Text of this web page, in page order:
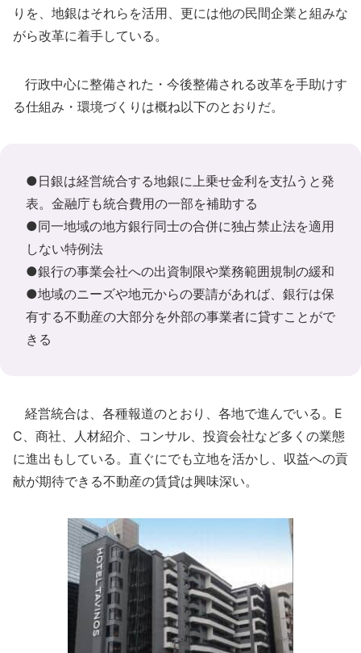
りを、地銀はそれらを活用、更には他の民間企業と組みな
がら改革に着手している。
行政中心に整備された・今後整備される改革を手助けす
る仕組み・環境づくりは概ね以下のとおりだ。
●日銀は経営統合する地銀に上乗せ金利を支払うと発
表。金融庁も統合費用の一部を補助する
●同一地域の地方銀行同士の合併に独占禁止法を適用
しない特例法
●銀行の事業会社への出資制限や業務範囲規制の緩和
●地域のニーズや地元からの要請があれば、銀行は保
有する不動産の大部分を外部の事業者に貸すことがで
きる
経営統合は、各種報道のとおり、各地で進んでいる。E
C、商社、人材紹介、コンサル、投資会社など多くの業態
に進出もしている。直ぐにでも立地を活かし、収益への貢
献が期待できる不動産の賃貸は興味深い。